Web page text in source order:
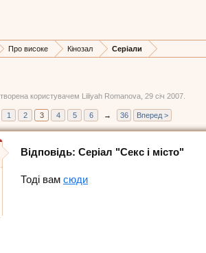
Про високе Кінозал Серіали
користувачем Liliyah Romanova 29 січ 2007
1 2 3 4 5 6 → 36 Вперед >
Відповідь: Серіал "Секс і місто"
Тоді вам сюди